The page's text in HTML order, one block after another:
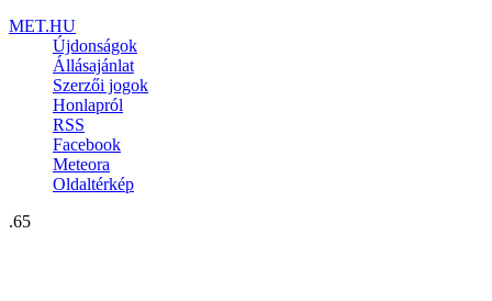
MET.HU
Újdonságok
Állásajánlat
Szerzői jogok
Honlapról
RSS
Facebook
Meteora
Oldaltérkép
.65